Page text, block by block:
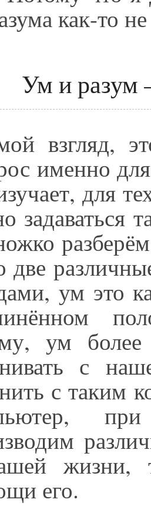
как-то
Ум и разум
взгляд,
именно для
для
задаваться
две
ум это
ум
с
с таким
жизни,
его.